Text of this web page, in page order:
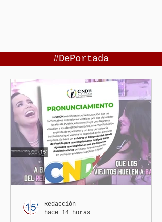
#DePortada
Redacción
hace 14 horas